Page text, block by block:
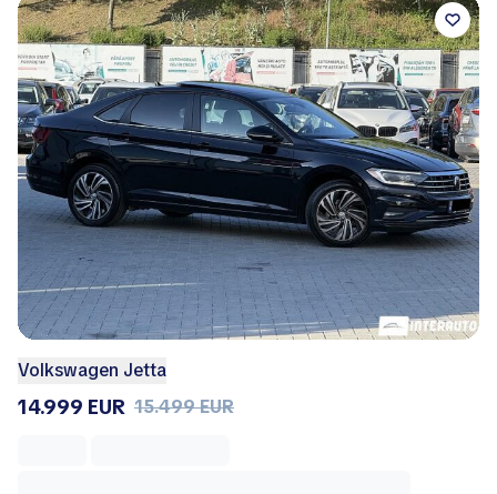
Volkswagen Jetta
14.999 EUR 15.499 EUR